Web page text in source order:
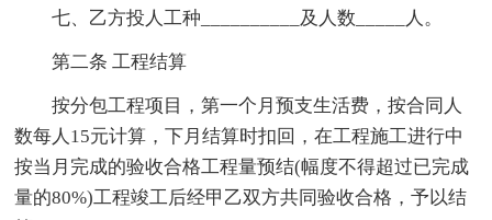
七、乙方投人工种__________及人数_____人。
第二条 工程结算
按分包工程项目，第一个月预支生活费，按合同人
数每人15元计算，下月结算时扣回，在工程施工进行中
按当月完成的验收合格工程量预结(幅度不得超过已完成
量的80%)工程竣工后经甲乙双方共同验收合格，予以结